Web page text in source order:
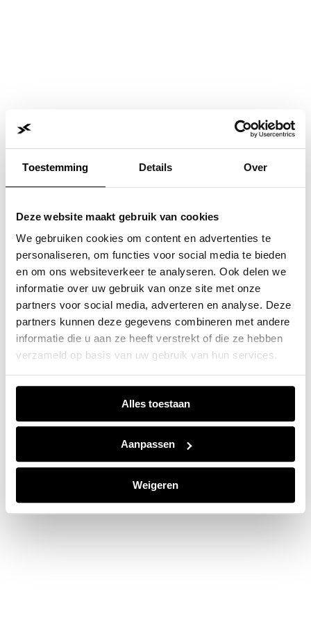
Toestemming Details Over
Deze website maakt gebruik van cookies
We gebruiken cookies om content en advertenties te
personaliseren, om functies voor social media te bieden
en om ons websiteverkeer te analyseren. Ook delen we
informatie over uw gebruik van onze site met onze
partners voor social media, adverteren en analyse. Deze
partners kunnen deze gegevens combineren met andere
informatie die u aan ze heeft verstrekt of die ze hebben
verzameld op basis van uw gebruik van hun services.
Alles toestaan
Aanpassen
Weigeren
Application error: a client-side exception has occurred while
loadingwww.jvk.nl(see the browser consolefor more
information).